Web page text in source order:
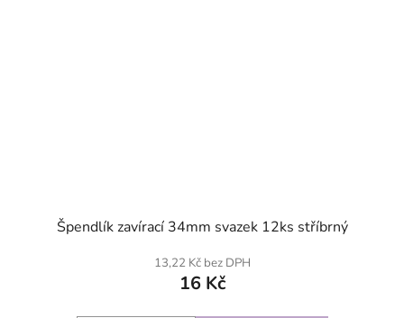
Špendlík zavírací 34mm svazek 12ks stříbrný
13,22 Kč bez DPH
16 Kč